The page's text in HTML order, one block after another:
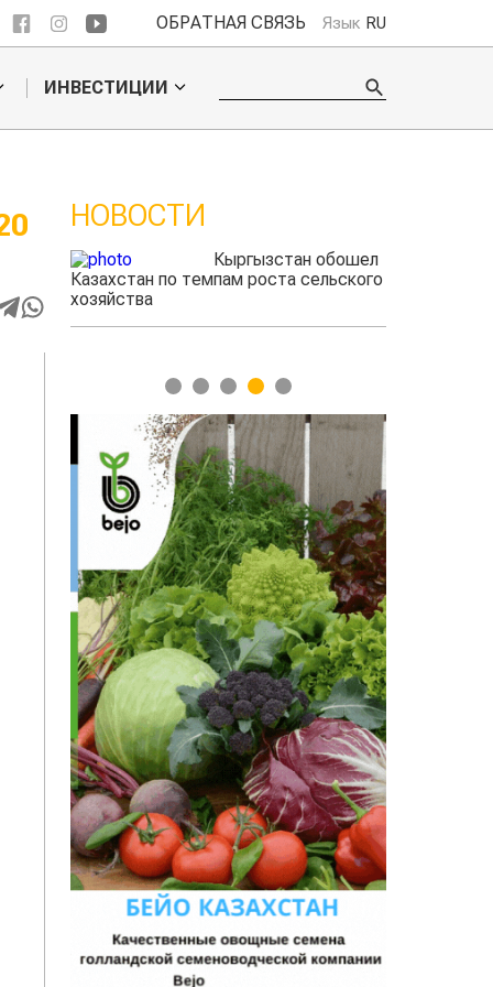
ОБРАТНАЯ СВЯЗЬ Язык RU
ИНВЕСТИЦИИ
НОВОСТИ
Ученые нашли
способ повысить
1 2 3 4 5